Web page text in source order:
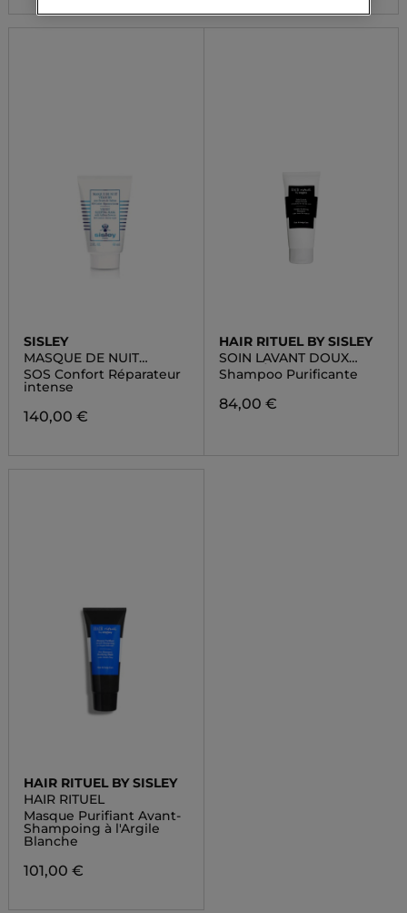
SISLEY
MASQUE DE NUIT
VELOURS AUX FLEURS
DE SAFRAN
SOS Confort Réparateur
intense
140,00 €
HAIR RITUEL BY SISLEY
SOIN LAVANT DOUX
PURETÈ
Shampoo Purificante
84,00 €
HAIR RITUEL BY SISLEY
HAIR RITUEL
Masque Purifiant Avant-
Shampoing à l'Argile
Blanche
101,00 €